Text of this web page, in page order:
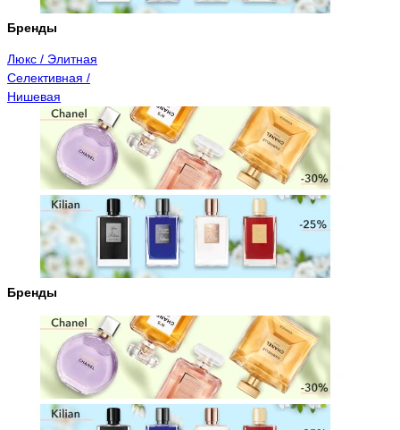
Бренды
Люкс / Элитная
Селективная /
Нишевая
Бренды